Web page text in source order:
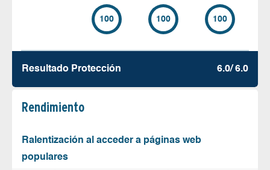
100 100 100
Resultado Protección 6.0/ 6.0
Rendimiento
Ralentización al acceder a páginas web
populares